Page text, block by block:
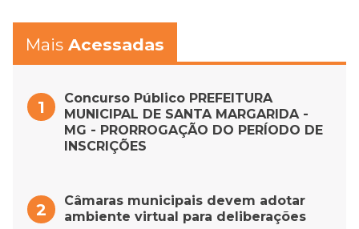
Mais Acessadas
Concurso Público PREFEITURA
MUNICIPAL DE SANTA MARGARIDA -
MG - PRORROGAÇÃO DO PERÍODO DE
INSCRIÇÕES
Câmaras municipais devem adotar
ambiente virtual para deliberações